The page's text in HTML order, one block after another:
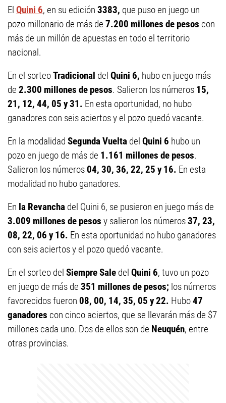
El Quini 6, en su edición 3383, que puso en juego un
pozo millonario de más de 7.200 millones de pesos con
más de un millón de apuestas en todo el territorio
nacional.
En el sorteoTradicional del Quini 6, hubo en juego más
de 2.300 millones de pesos. Salieron los números 15,
21, 12, 44, 05 y 31. En esta oportunidad, no hubo
ganadores con seis aciertos y el pozo quedó vacante.
En la modalidad Segunda Vuelta del Quini 6 hubo un
pozo en juego de más de 1.161 millones de pesos.
Salieron los números04, 30, 36, 22, 25 y 16. En esta
modalidad no hubo ganadores.
En la Revancha del Quini 6, se pusieron en juego más de
3.009 millones de pesos y salieron los números37, 23,
08, 22, 06 y 16. En esta oportunidad no hubo ganadores
con seis aciertos y el pozo quedó vacante.
En el sorteo del Siempre Sale del Quini 6, tuvo un pozo
en juego de más de 351 millones de pesos; los números
favorecidos fueron 08, 00, 14, 35, 05 y 22. Hubo47
ganadores con cinco aciertos, que se llevarán más de $7
millones cada uno. Dos de ellos son de Neuquén, entre
otras provincias.